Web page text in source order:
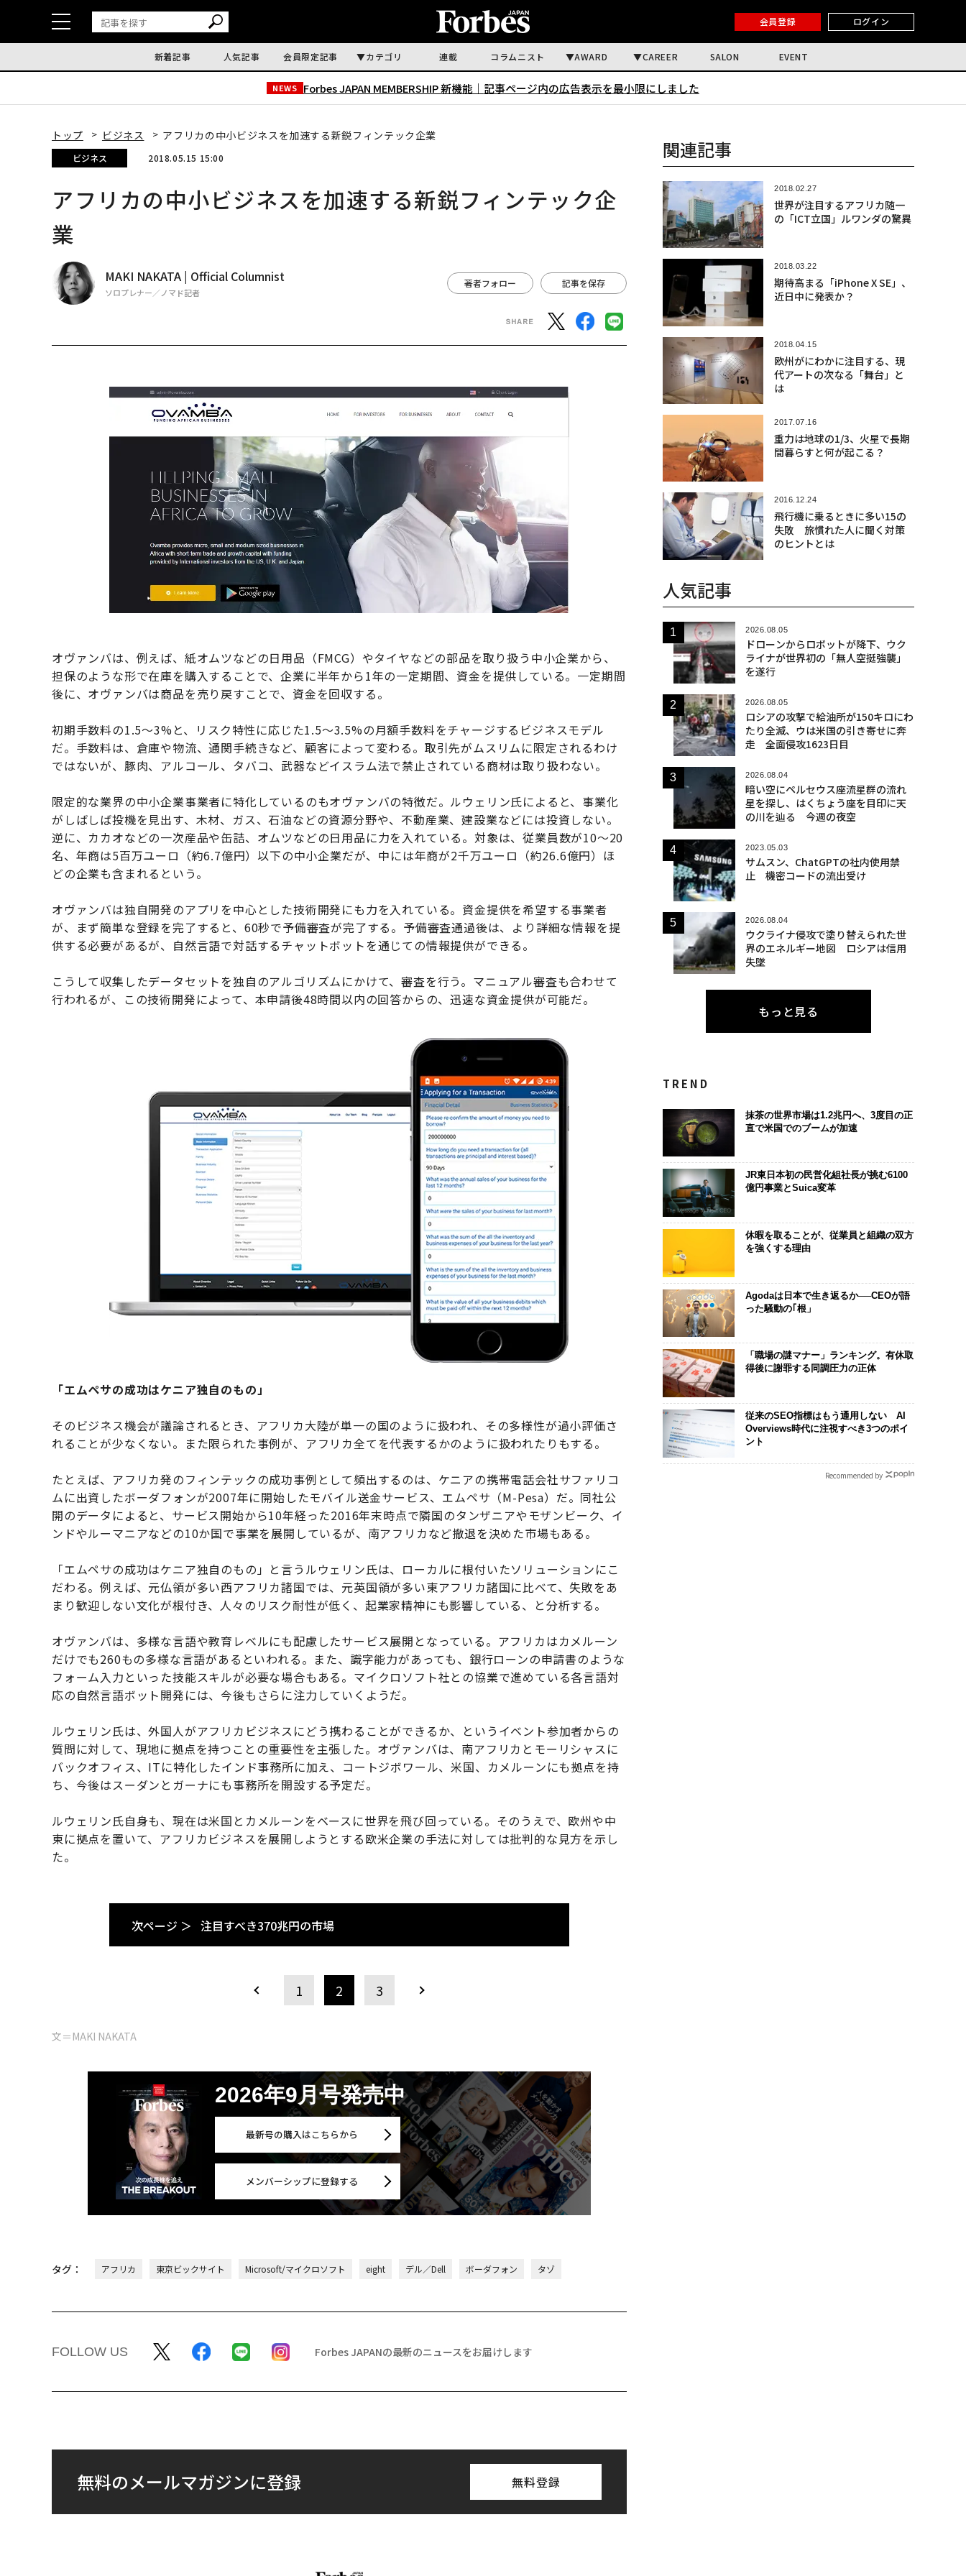
会員登録 ログイン
新着記事 人気記事 会員限定記事 カテゴリ 連載 コラムニスト AWARD CAREER SALON EVENT
NEWS Forbes JAPAN MEMBERSHIP 新機能｜ 記事ページ内の広告表示を最小限にしました
トップ ビジネス アフリカの中小ビジネスを加速する新鋭フィンテック企業
ビジネス 2018.05.15 15:00
アフリカの中小ビジネスを加速する新鋭フィンテック企
業
MAKI NAKATA | Official Columnist
ソロプレナー／ノマド記者
著者フォロー 記事を保存
オヴァンバは、例えば、紙オムツなどの日用品（FMCG）やタイヤなどの部品を取り扱う中小企業から、
担保のような形で在庫を購入することで、企業に半年から1年の一定期間、資金を提供している。一定期間
後に、オヴァンバは商品を売り戻すことで、資金を回収する。
初期手数料の1.5〜3%と、リスク特性に応じた1.5〜3.5%の月額手数料をチャージするビジネスモデル
だ。手数料は、倉庫や物流、通関手続きなど、顧客によって変わる。取引先がムスリムに限定されるわけ
ではないが、豚肉、アルコール、タバコ、武器などイスラム法で禁止されている商材は取り扱わない。
限定的な業界の中小企業事業者に特化しているのもオヴァンバの特徴だ。ルウェリン氏によると、事業化
がしばしば投機を見出す、木材、ガス、石油などの資源分野や、不動産業、建設業などには投資しない。
逆に、カカオなどの一次産品や缶詰、オムツなどの日用品に力を入れている。対象は、従業員数が10〜20
名、年商は5百万ユーロ（約6.7億円）以下の中小企業だが、中には年商が2千万ユーロ（約26.6億円）ほ
どの企業も含まれるという。
オヴァンバは独自開発のアプリを中心とした技術開発にも力を入れている。資金提供を希望する事業者
が、まず簡単な登録を完了すると、60秒で予備審査が完了する。予備審査通過後は、より詳細な情報を提
供する必要があるが、自然言語で対話するチャットボットを通じての情報提供ができる。
こうして収集したデータセットを独自のアルゴリズムにかけて、審査を行う。マニュアル審査も合わせて
行われるが、この技術開発によって、本申請後48時間以内の回答からの、迅速な資金提供が可能だ。
「エムペサの成功はケニア独自のもの」
そのビジネス機会が議論されるとき、アフリカ大陸が単一の国のように扱われ、その多様性が過小評価さ
れることが少なくない。また限られた事例が、アフリカ全てを代表するかのように扱われたりもする。
たとえば、アフリカ発のフィンテックの成功事例として頻出するのは、ケニアの携帯電話会社サファリコ
ムに出資したボーダフォンが2007年に開始したモバイル送金サービス、エムペサ（M-Pesa）だ。同社公
開のデータによると、サービス開始から10年経った2016年末時点で隣国のタンザニアやモザンビーク、イ
ンドやルーマニアなどの10か国で事業を展開しているが、南アフリカなど撤退を決めた市場もある。
「エムペサの成功はケニア独自のもの」と言うルウェリン氏は、ローカルに根付いたソリューションにこ
だわる。例えば、元仏領が多い西アフリカ諸国では、元英国領が多い東アフリカ諸国に比べて、失敗をあ
まり歓迎しない文化が根付き、人々のリスク耐性が低く、起業家精神にも影響している、と分析する。
オヴァンバは、多様な言語や教育レベルにも配慮したサービス展開となっている。アフリカはカメルーン
だけでも260もの多様な言語があるといわれる。また、識字能力があっても、銀行ローンの申請書のような
フォーム入力といった技能スキルが必要な場合もある。マイクロソフト社との協業で進めている各言語対
応の自然言語ボット開発には、今後もさらに注力していくようだ。
ルウェリン氏は、外国人がアフリカビジネスにどう携わることができるか、というイベント参加者からの
質問に対して、現地に拠点を持つことの重要性を主張した。オヴァンバは、南アフリカとモーリシャスに
バックオフィス、ITに特化したインド事務所に加え、コートジボワール、米国、カメルーンにも拠点を持
ち、今後はスーダンとガーナにも事務所を開設する予定だ。
ルウェリン氏自身も、現在は米国とカメルーンをベースに世界を飛び回っている。そのうえで、欧州や中
東に拠点を置いて、アフリカビジネスを展開しようとする欧米企業の手法に対しては批判的な見方を示し
た。
次ページ ＞ 注目すべき370兆円の市場
1 2 3
文＝MAKI NAKATA
2026年9月号発売中
最新号の購入はこちらから
メンバーシップに登録する
タグ： アフリカ 東京ビックサイト Microsoft/マイクロソフト eight デル／Dell ボーダフォン タゾ
FOLLOW US Forbes JAPANの最新のニュースをお届けします
無料のメールマガジンに登録 無料登録
関連記事
2018.02.27
世界が注目するアフリカ随一
の「ICT立国」ルワンダの驚異
2018.03.22
期待高まる「iPhone X SE」、
近日中に発表か？
2018.04.15
欧州がにわかに注目する、現
代アートの次なる「舞台」と
は
2017.07.16
重力は地球の1/3、火星で長期
間暮らすと何が起こる？
2016.12.24
飛行機に乗るときに多い15の
失敗 旅慣れた人に聞く対策
のヒントとは
人気記事
2026.08.05
ドローンからロボットが降下、ウク
ライナが世界初の「無人空挺強襲」
を遂行
2026.08.05
ロシアの攻撃で給油所が150キロにわ
たり全滅、ウは米国の引き寄せに奔
走 全面侵攻1623日目
2026.08.04
暗い空にペルセウス座流星群の流れ
星を探し、はくちょう座を目印に天
の川を辿る 今週の夜空
2023.05.03
サムスン、ChatGPTの社内使用禁
止 機密コードの流出受け
2026.08.04
ウクライナ侵攻で塗り替えられた世
界のエネルギー地図 ロシアは信用
失墜
もっと見る
TREND
抹茶の世界市場は1.2兆円へ、3度目の正
直で米国でのブームが加速
JR東日本初の民営化組社長が挑む6100
億円事業とSuica変革
休暇を取ることが、従業員と組織の双方
を強くする理由
Agodaは日本で生き返るか──CEOが語
った騒動の｢根」
「職場の謎マナー」ランキング。有休取
得後に謝罪する同調圧力の正体
従来のSEO指標はもう通用しない AI
Overviews時代に注視すべき3つのポイ
ント
Recommended by